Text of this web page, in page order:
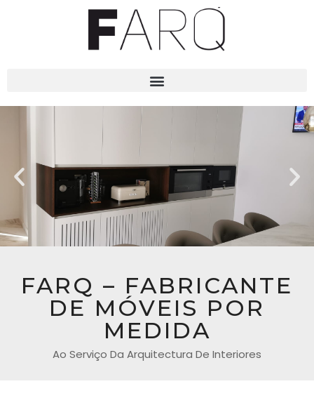
FARQ – FABRICANTE
DE MÓVEIS POR
MEDIDA
Ao Serviço Da Arquitectura De Interiores